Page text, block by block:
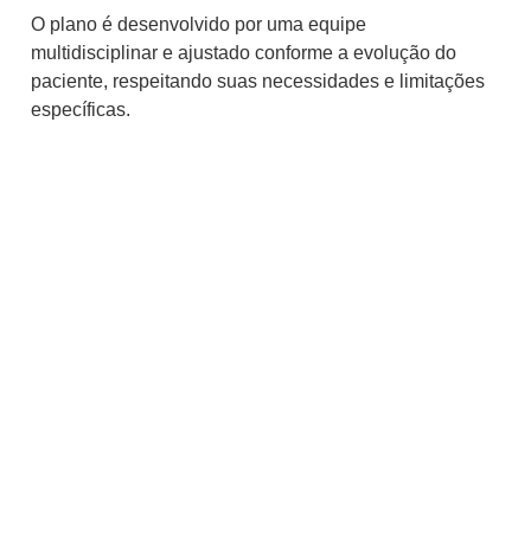
O plano é desenvolvido por uma equipe
multidisciplinar e ajustado conforme a evolução do
paciente, respeitando suas necessidades e limitações
específicas.